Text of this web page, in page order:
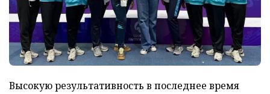
Высокую результативность в последнее время